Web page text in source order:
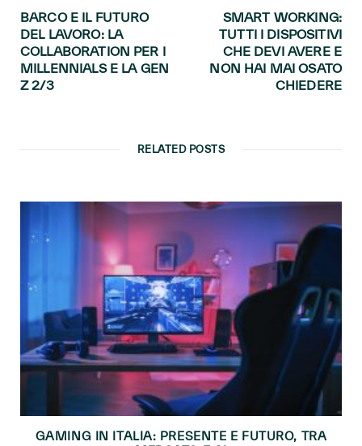
BARCO E IL FUTURO
DEL LAVORO: LA
COLLABORATION PER I
MILLENNIALS E LA GEN
Z 2/3
SMART WORKING:
TUTTI I DISPOSITIVI
CHE DEVI AVERE E
NON HAI MAI OSATO
CHIEDERE
RELATED POSTS
GAMING IN ITALIA: PRESENTE E FUTURO, TRA